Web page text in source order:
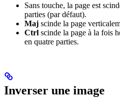
Sans touche, la page est
parties (par défaut).
Maj scinde la page
Ctrl scinde la page à la fois
en quatre parties.
Inverser une image